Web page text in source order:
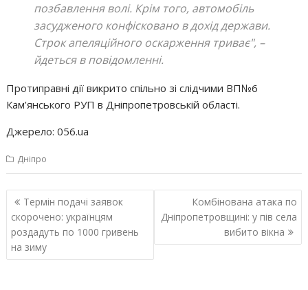
позбавлення волі. Крім того, автомобіль
засудженого конфісковано в дохід держави.
Строк апеляційного оскарження триває", –
йдеться в повідомленні.
Протиправні дії викрито спільно зі слідчими ВП№6
Кам’янського РУП в Дніпропетровській області.
Джерело: 056.ua
Дніпро
Навігація
записів
Термін подачі заявок
скорочено: українцям
роздадуть по 1000 гривень
на зиму
Комбінована атака по
Дніпропетровщині: у пів села
вибито вікна